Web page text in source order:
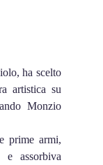
ha scelto
artistica su
Monzio
prime armi,
e assorbiva